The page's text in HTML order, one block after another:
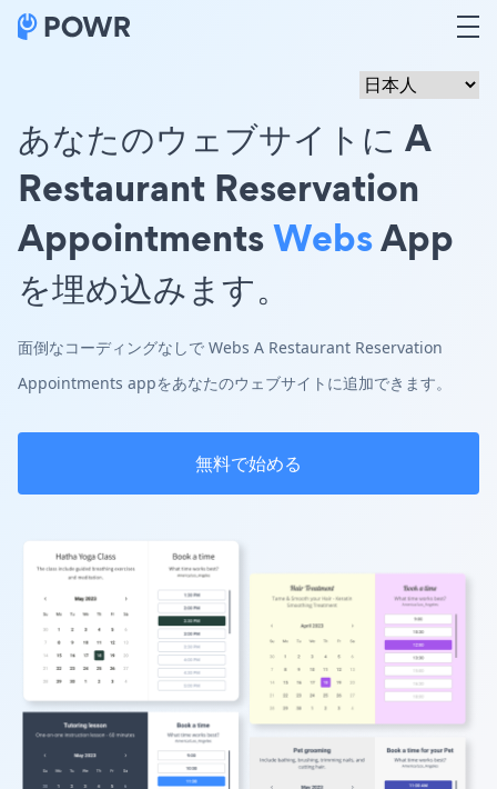
あなたのウェブサイトに A
Restaurant Reservation
AppointmentsWebsApp
を埋め込みます。
面倒なコーディングなしで Webs A Restaurant Reservation
Appointments appをあなたのウェブサイトに追加できます。
無料で始める